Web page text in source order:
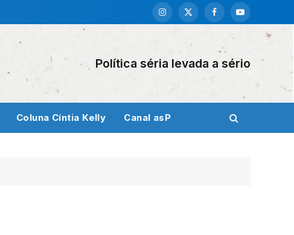
Instagram
X
FacebookYouTube
Política séria levada a sério
Coluna Cíntia Kelly Canal asP